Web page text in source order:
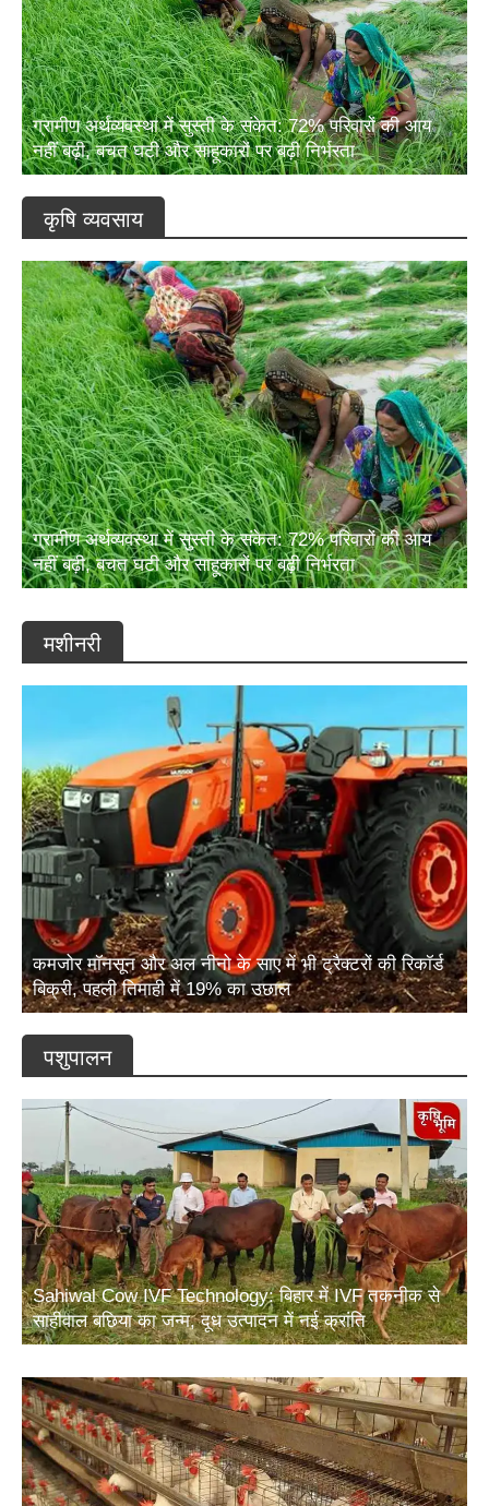
ग्रामीण अर्थव्यवस्था में सुस्ती के संकेत: 72% परिवारों की आय
नहीं बढ़ी, बचत घटी और साहूकारों पर बढ़ी निर्भरता
कृषि व्यवसाय
ग्रामीण अर्थव्यवस्था में सुस्ती के संकेत: 72% परिवारों की आय
नहीं बढ़ी, बचत घटी और साहूकारों पर बढ़ी निर्भरता
मशीनरी
कमजोर मॉनसून और अल नीनो के साए में भी ट्रैक्टरों की रिकॉर्ड
बिक्री, पहली तिमाही में 19% का उछाल
पशुपालन
Sahiwal Cow IVF Technology: बिहार में IVF तकनीक से
साहीवाल बछिया का जन्म, दूध उत्पादन में नई क्रांति